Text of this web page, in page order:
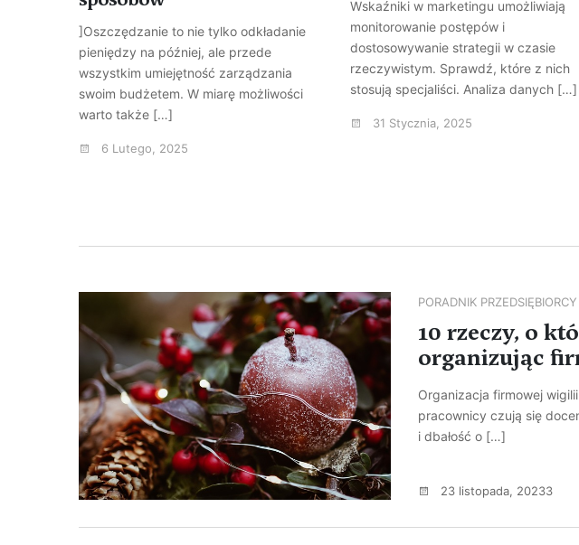
]Oszczędzanie to nie tylko odkładanie
pieniędzy na później, ale przede
wszystkim umiejętność zarządzania
swoim budżetem. W miarę możliwości
warto także […]
6 Lutego, 2025
Wskaźniki w marketingu umożliwiają
monitorowanie postępów i
dostosowywanie strategii w czasie
rzeczywistym. Sprawdź, które z nich
stosują specjaliści. Analiza danych […]
31 Stycznia, 2025
PORADNIK PRZEDSIĘBIORCY
10 rzeczy, o
organizując
Organizacja firmowej
pracownicy czują się
i dbałość o […]
23 listopada, 20233